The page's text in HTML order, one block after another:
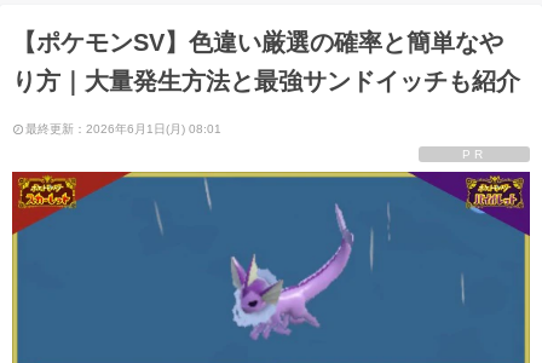
【ポケモンSV】色違い厳選の確率と簡単なや
り方｜大量発生方法と最強サンドイッチも紹介
最終更新：2026年6月1日(月) 08:01
PR